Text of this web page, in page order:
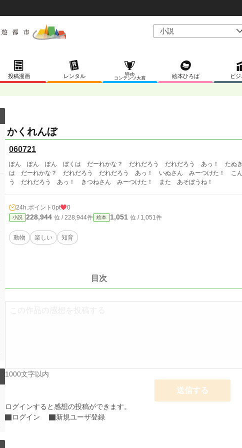
投稿漫画 レンタル
Web
コンテンツ大賞
絵本ひろば ビ
かくれんぼ
060721
ぽん ぽん ぽん ぼくは だーれかな？ だれだろう だれだろう あっ！ た
は だーれかな？ だれだろう だれだろう あっ！ いぬさん みーつけた！
う だれだろう あっ！ きつねさん みーつけた！ また あそぼうね！
24h.ポイント 0pt 0
小説 228,944 位 / 228,944件 絵本 1,051 位 / 1,051件
動物 楽しい 知育
目次
1000文字以内
送信する
ログインすると感想の投稿ができます。
ログイン
新規ユーザ登録